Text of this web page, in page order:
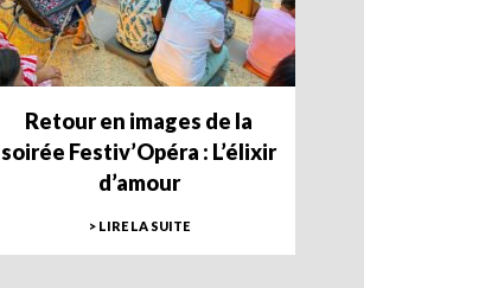
Retour en images de la
soirée Festiv’Opéra : L’élixir
d’amour
> LIRE LA SUITE